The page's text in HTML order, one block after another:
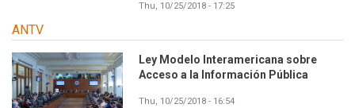
Thu, 10/25/2018 - 17:25
ANTV
Ley Modelo Interamericana sobre
Acceso a la Información Pública
Thu, 10/25/2018 - 16:54